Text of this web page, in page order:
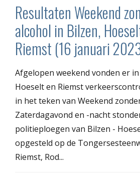
Resultaten Weekend
alcohol in Bilzen,
Riemst (16 januari
Afgelopen weekend vonden er
Hoeselt en Riemst
in het teken van Weekend
Zaterdagavond en -nacht
politieploegen van Bilzen -
opgesteld op de
Riemst, Rod...